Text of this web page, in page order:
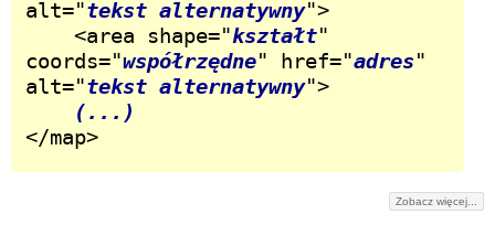
alt="tekst alternatywny">
	<area shape="
kształt"
coords="współrzędne" href="adres"
alt="tekst alternatywny">
(...)
</map>
Zobacz więcej...